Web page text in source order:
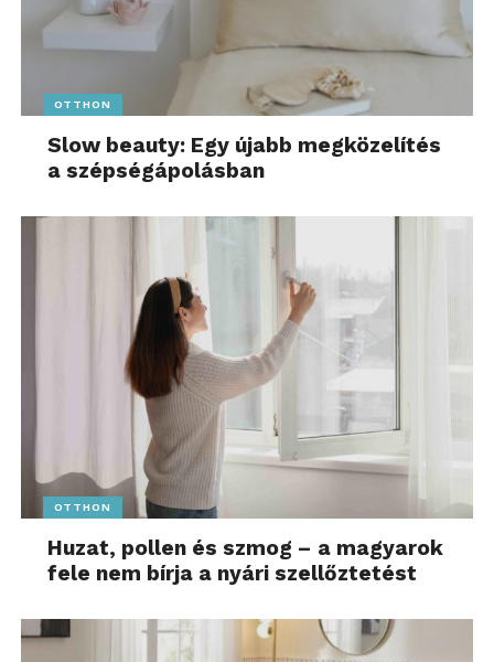
OTTHON
Slow beauty: Egy újabb megközelítés
a szépségápolásban
OTTHON
Huzat, pollen és szmog – a magyarok
fele nem bírja a nyári szellőztetést